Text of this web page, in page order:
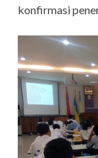
konfirmasi